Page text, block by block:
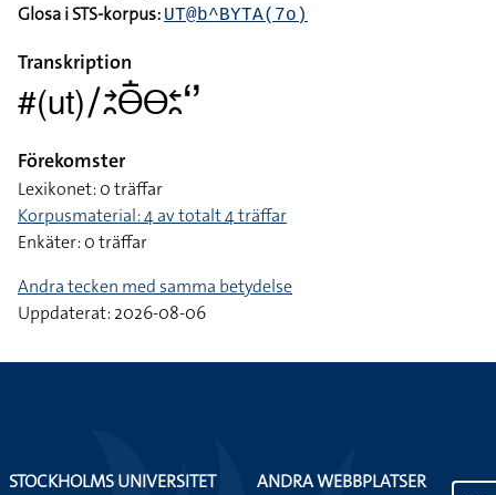
Glosa i STS-korpus: UT@b^BYTA(7o)
Transkription
#(ut)􌥠􌥔􌥘􌤫􌥛􌤫􌥓􌥘􌥬
Förekomster
Lexikonet: 0 träffar
Korpusmaterial: 4 av totalt 4 träffar
Enkäter: 0 träffar
Andra tecken med samma betydelse
Uppdaterat: 2026-08-06
STOCKHOLMS UNIVERSITET
ANDRA WEBBPLATSER